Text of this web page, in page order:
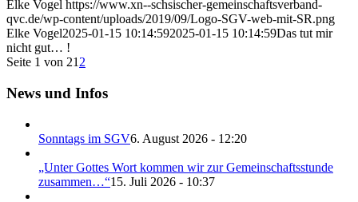
Elke Vogel https://www.xn--schsischer-gemeinschaftsverband-
qvc.de/wp-content/uploads/2019/09/Logo-SGV-web-mit-SR.png
Elke Vogel2025-01-15 10:14:592025-01-15 10:14:59Das tut mir
nicht gut… !
Seite 1 von 21 2
News und Infos
Sonntags im SGV6. August 2026 - 12:20
„Unter Gottes Wort kommen wir zur Gemeinschaftsstunde
zusammen…“15. Juli 2026 - 10:37